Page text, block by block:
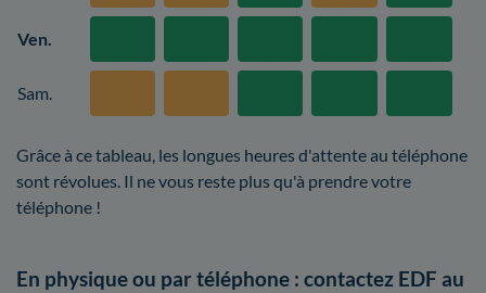
Ven.
Sam.
Grâce à ce tableau, les longues heures d'attente au téléphone
sont révolues. Il ne vous reste plus qu'à prendre votre
téléphone !
En physique ou par téléphone : contactez EDF au